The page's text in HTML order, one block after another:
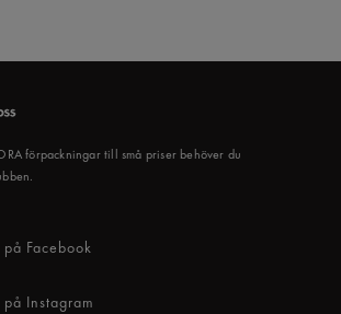
förpackningar till små priser behöver du
på Facebook
på Instagram